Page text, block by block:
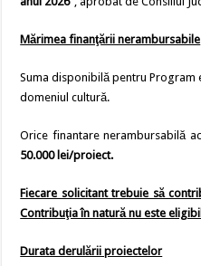
Mărimea finanţării nerambursabile
Suma disponibilă pentru Program
domeniul cultură.
Orice finantare nerambursabilă
50.000 lei/proiect.
Fiecare solicitant trebuie să
Contribuţia în natură nu este
Durata derulării proiectelor